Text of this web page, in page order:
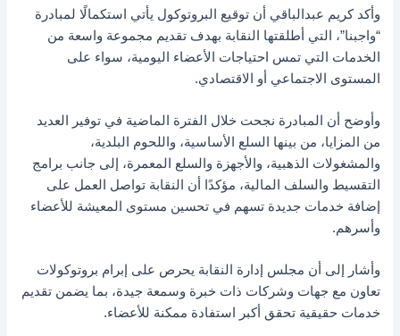
وأكد كريم عبدالباقي أن توقيع البروتوكول يأتي استكمالًا لمبادرة
“واجبنا”، التي أطلقتها النقابة بهدف تقديم مجموعة واسعة من
الخدمات التي تمس احتياجات الأعضاء اليومية، سواء على
المستوى الاجتماعي أو الاقتصادي.
وأوضح أن المبادرة نجحت خلال الفترة الماضية في توفير العديد
من المزايا، من بينها السلع الأساسية، واللحوم البلدية،
والمشغولات الذهبية، والأجهزة والسلع المعمرة، إلى جانب برامج
التقسيط والسلف المالية، مؤكدًا أن النقابة تواصل العمل على
إضافة خدمات جديدة تسهم في تحسين مستوى المعيشة للأعضاء
وأسرهم.
وأشار إلى أن مجلس إدارة النقابة يحرص على إبرام بروتوكولات
تعاون مع جهات وشركات ذات خبرة وسمعة جيدة، بما يضمن تقديم
خدمات حقيقية تحقق أكبر استفادة ممكنة للأعضاء.